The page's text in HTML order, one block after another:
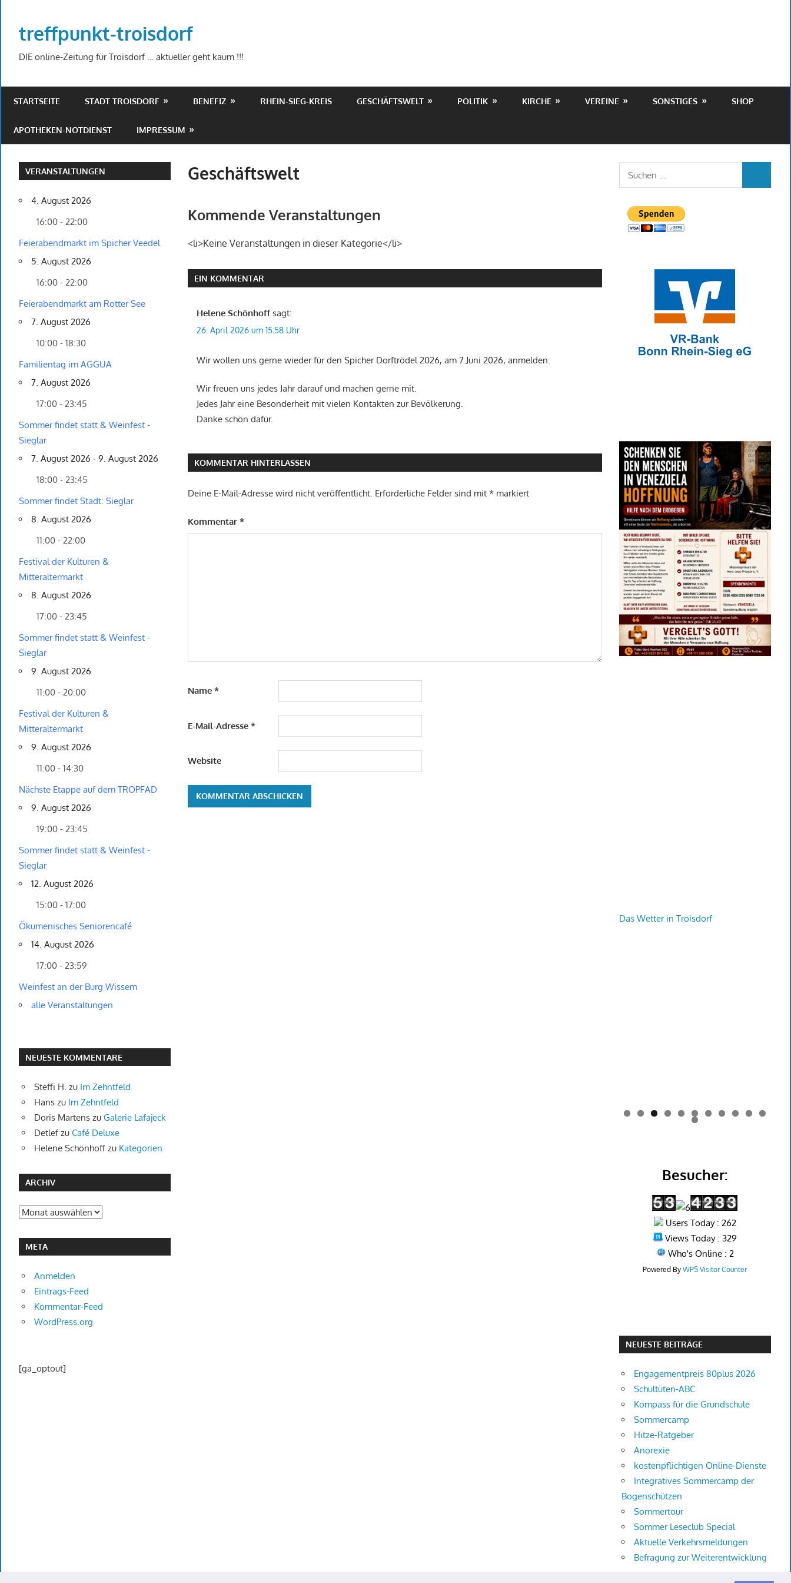
springen
treffpunkt-troisdorf
DIE online-Zeitung für Troisdorf … aktueller geht kaum !!!
STARTSEITE STADT TROISDORF BENEFIZ RHEIN-SIEG-KREIS GESCHÄFTSWELT POLITIK KIRCHE VEREINE SONSTIGES SHOP
APOTHEKEN-NOTDIENST IMPRESSUM
Geschäftswelt
Kommende Veranstaltungen
<li>Keine Veranstaltungen in dieser Kategorie</li>
EIN KOMMENTAR
Helene Schönhoff sagt:
26. April 2026 um 15:58 Uhr
Wir wollen uns gerne wieder für den Spicher Dorftrödel 2026, am 7.Juni 2026, anmelden.
Wir freuen uns jedes Jahr darauf und machen gerne mit.
Jedes Jahr eine Besonderheit mit vielen Kontakten zur Bevölkerung.
Danke schön dafür.
KOMMENTAR HINTERLASSEN
Deine E-Mail-Adresse wird nicht veröffentlicht. Erforderliche Felder sind mit* markiert
Kommentar*
Name*
E-Mail-Adresse*
Website
VERANSTALTUNGEN
4. August 2026
16:00 - 22:00
Feierabendmarkt im Spicher Veedel
5. August 2026
16:00 - 22:00
Feierabendmarkt am Rotter See
7. August 2026
10:00 - 18:30
Familientag im AGGUA
7. August 2026
17:00 - 23:45
Sommer findet statt & Weinfest -
Sieglar
7. August 2026 - 9. August 2026
18:00 - 23:45
Sommer findet Stadt: Sieglar
8. August 2026
11:00 - 22:00
Festival der Kulturen &
Mitteraltermarkt
8. August 2026
17:00 - 23:45
Sommer findet statt & Weinfest -
Sieglar
9. August 2026
11:00 - 20:00
Festival der Kulturen &
Mitteraltermarkt
9. August 2026
11:00 - 14:30
Nächste Etappe auf dem TROPFAD
9. August 2026
19:00 - 23:45
Sommer findet statt & Weinfest -
Sieglar
12. August 2026
15:00 - 17:00
Ökumenisches Seniorencafé
14. August 2026
17:00 - 23:59
Weinfest an der Burg Wissem
alle Veranstaltungen
NEUESTE KOMMENTARE
Steffi H. zu Im Zehntfeld
Hanszu Im Zehntfeld
Doris Martenszu Galerie Lafajeck
Detlefzu Café Deluxe
Helene Schönhoffzu Kategorien
ARCHIV
Archiv
META
Anmelden
Eintrags-Feed
Kommentar-Feed
WordPress.org
[ga_optout]
Das Wetter in Troisdorf
0 1
2
Besucher:
Users Today : 262
Views Today : 329
Who's Online : 2
Powered ByWPS Visitor Counter
NEUESTE BEITRÄGE
Engagementpreis 80plus 2026
Schultüten-ABC
Kompass für die Grundschule
Sommercamp
Hitze-Ratgeber
Anorexie
kostenpflichtigen Online-Dienste
Integratives Sommercamp der
Bogenschützen
Sommertour
Sommer Leseclub Special
Aktuelle Verkehrsmeldungen
Befragung zur Weiterentwicklung